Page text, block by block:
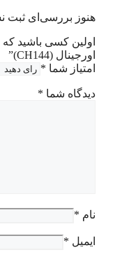
هنوز بررسی‌ای ثبت
اولین کسی باشید که
اورجینال (CH144)”
امتیاز شما *
دیدگاه شما *
نام *
ایمیل *